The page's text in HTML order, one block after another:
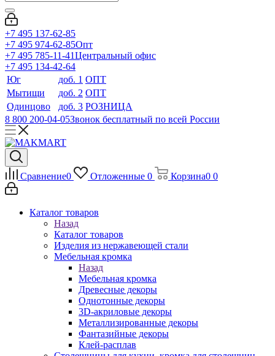
+7 495 137-62-85
+7 495 974-62-85Опт
+7 495 785-11-41Центральный офис
+7 495 134-42-64
Юг
доб. 1 ОПТ
Мытищи
доб. 2 ОПТ
Одинцово
доб. 3 РОЗНИЦА
8 800 200-04-05Звонок бесплатный по всей России
Сравнение0 Отложенные 0 Корзина0 0
Каталог товаров
Назад
Каталог товаров
Изделия из нержавеющей стали
Мебельная кромка
Назад
Мебельная кромка
Древесные декоры
Однотонные декоры
3D-акриловые декоры
Металлизированные декоры
Фантазийные декоры
Клей-расплав